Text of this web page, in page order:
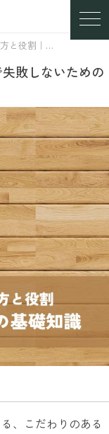
木造の壁下地の選び方と役割｜DIYで失敗しないための基礎知識
敗しないための
、こだわりのある